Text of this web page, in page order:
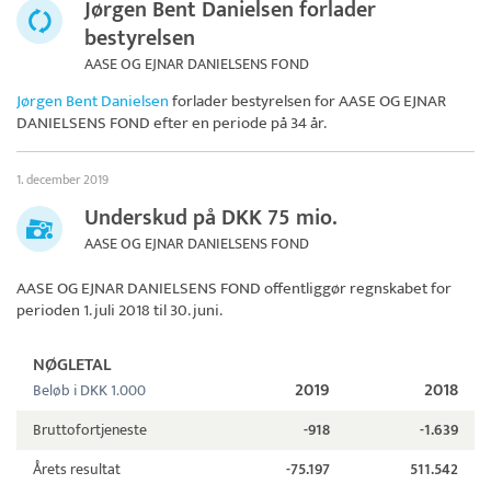
Jørgen Bent Danielsen forlader
bestyrelsen
AASE OG EJNAR DANIELSENS FOND
Jørgen Bent Danielsenforlader bestyrelsen forAASE OG EJNAR
DANIELSENS FONDefter en periode på 34 år.
1. december 2019
Underskud på DKK 75 mio.
AASE OG EJNAR DANIELSENS FOND
AASE OG EJNAR DANIELSENS FONDoffentliggør regnskabet for
perioden 1. juli 2018 til 30. juni.
NØGLETAL
Beløb i DKK 1.000 2019 2018
Bruttofortjeneste -918
-1.639
Årets resultat
-75.197
511.542